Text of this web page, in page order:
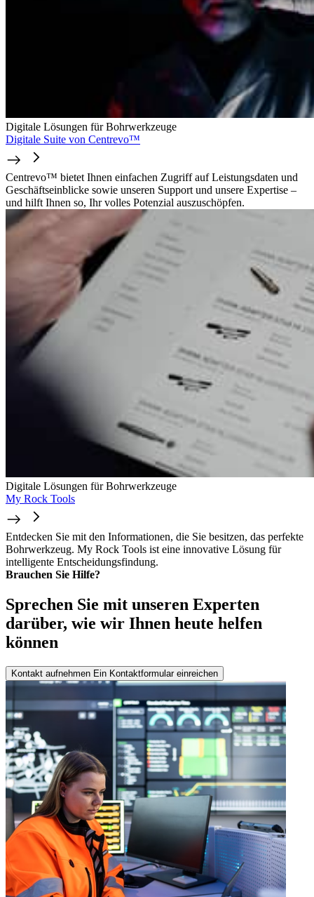
Digitale Lösungen für Bohrwerkzeuge
Digitale Suite von Centrevo™
Centrevo™ bietet Ihnen einfachen Zugriff auf Leistungsdaten und
Geschäftseinblicke sowie unseren Support und unsere Expertise –
und hilft Ihnen so, Ihr volles Potenzial auszuschöpfen.
Digitale Lösungen für Bohrwerkzeuge
My Rock Tools
Entdecken Sie mit den Informationen, die Sie besitzen, das perfekte
Bohrwerkzeug. My Rock Tools ist eine innovative Lösung für
intelligente Entscheidungsfindung.
Brauchen Sie Hilfe?
Sprechen Sie mit unseren Experten
darüber, wie wir Ihnen heute helfen
können
Kontakt aufnehmen Ein Kontaktformular einreichen